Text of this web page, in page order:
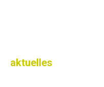
aktuelles